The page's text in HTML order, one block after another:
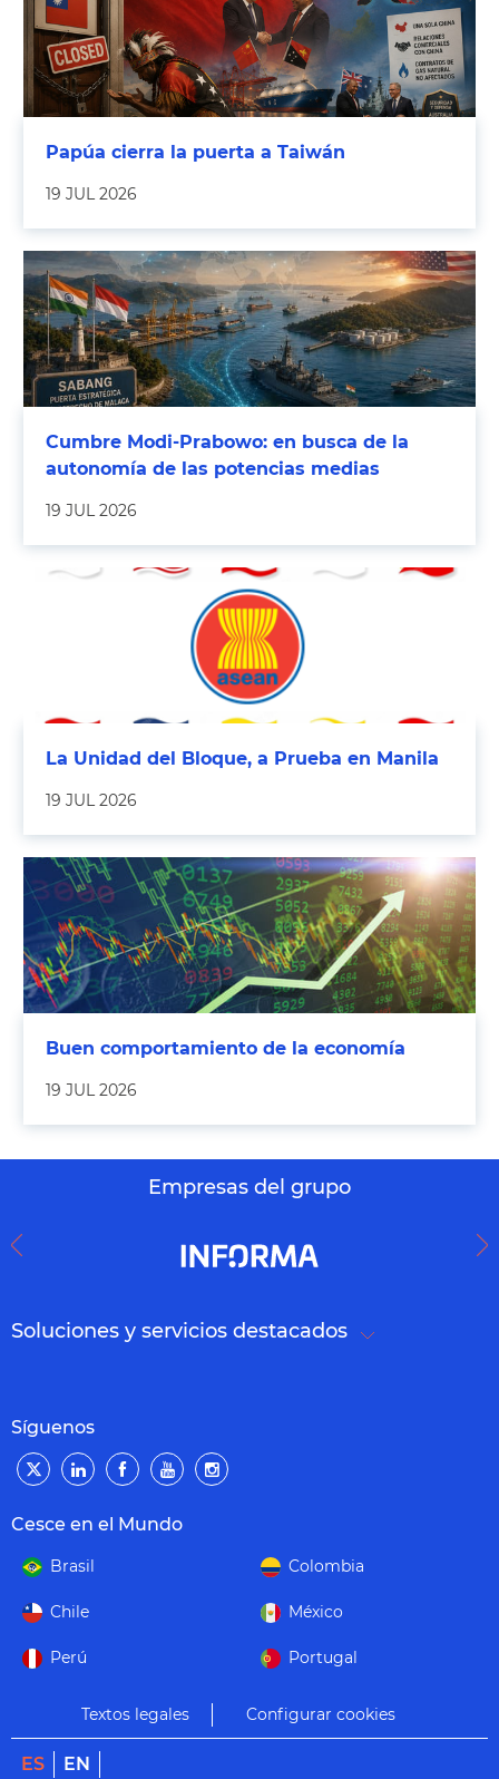
Papúa cierra la puerta a Taiwán
19 JUL 2026
Cumbre Modi-Prabowo: en busca de la
autonomía de las potencias medias
19 JUL 2026
La Unidad del Bloque, a Prueba en Manila
19 JUL 2026
Buen comportamiento de la economía
19 JUL 2026
Empresas del grupo
Soluciones y servicios destacados
Síguenos
Cesce en el Mundo
Brasil Colombia
Chile México
Perú Portugal
Textos legales Configurar cookies
ES EN